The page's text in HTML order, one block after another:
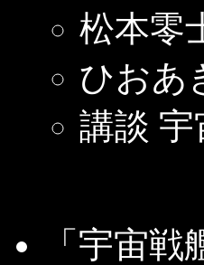
松本零
ひおあ
講談
「宇宙